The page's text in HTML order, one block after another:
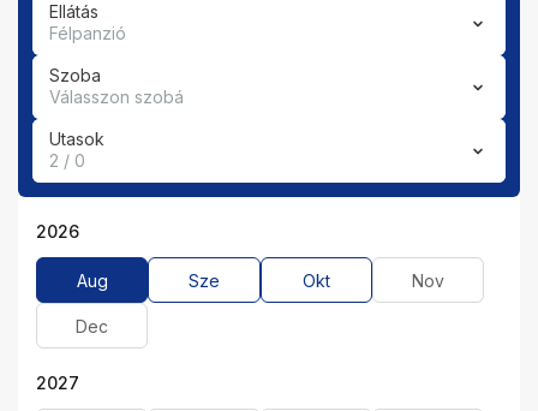
Ellátás
Félpanzió
Szoba
Válasszon szobá
Utasok
2 / 0
2026
Aug Sze Okt Nov
Dec
2027